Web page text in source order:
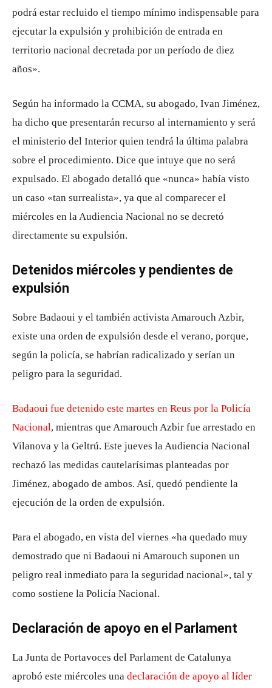
podrá estar recluido el tiempo mínimo indispensable para
ejecutar la expulsión y prohibición de entrada en
territorio nacional decretada por un período de diez
años».
Según ha informado la CCMA, su abogado, Ivan Jiménez,
ha dicho que presentarán recurso al internamiento y será
el ministerio del Interior quien tendrá la última palabra
sobre el procedimiento. Dice que intuye que no será
expulsado. El abogado detalló que «nunca» había visto
un caso «tan surrealista», ya que al comparecer el
miércoles en la Audiencia Nacional no se decretó
directamente su expulsión.
Detenidos miércoles y pendientes de
expulsión
Sobre Badaoui y el también activista Amarouch Azbir,
existe una orden de expulsión desde el verano, porque,
según la policía, se habrían radicalizado y serían un
peligro para la seguridad.
Badaoui fue detenido este martes en Reus por la Policía
Nacional, mientras que Amarouch Azbir fue arrestado en
Vilanova y la Geltrú. Este jueves la Audiencia Nacional
rechazó las medidas cautelarísimas planteadas por
Jiménez, abogado de ambos. Así, quedó pendiente la
ejecución de la orden de expulsión.
Para el abogado, en vista del viernes «ha quedado muy
demostrado que ni Badaoui ni Amarouch suponen un
peligro real inmediato para la seguridad nacional», tal y
como sostiene la Policía Nacional.
Declaración de apoyo en el Parlament
La Junta de Portavoces del Parlament de Catalunya
aprobó este miércoles una declaración de apoyo al líder